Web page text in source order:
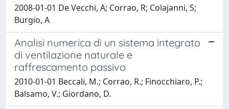
2008-01-01 De Vecchi, A; Corrao, R; Colajanni, S;
Burgio, A
Analisi numerica di un sistema integrato
di ventilazione naturale e
raffrescamento passivo
2010-01-01 Beccali, M.; Corrao, R.; Finocchiaro, P.;
Balsamo, V.; Giordano, D.